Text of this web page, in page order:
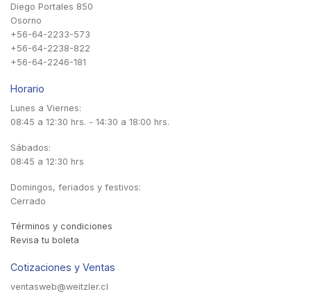
Diego Portales 850
Osorno
+56-64-2233-573
+56-64-2238-822
+56-64-2246-181
Horario
Lunes a Viernes:
08:45 a 12:30 hrs. - 14:30 a 18:00 hrs.
Sábados:
08:45 a 12:30 hrs
Domingos, feriados y festivos:
Cerrado
Términos y condiciones
Revisa tu boleta
Cotizaciones y Ventas
ventasweb@weitzler.cl